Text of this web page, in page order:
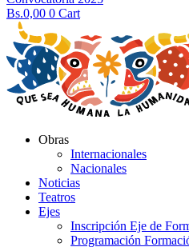
Bs.0,00 0 Cart
Obras
Internacionales
Nacionales
Noticias
Teatros
Ejes
Inscripción Eje de
Programación